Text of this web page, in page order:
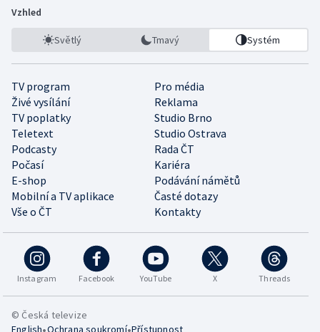
Vzhled
Světlý Tmavý Systém
TV program
Pro média
Živé vysílání
Reklama
TV poplatky
Studio Brno
Teletext
Studio Ostrava
Podcasty
Rada ČT
Počasí
Kariéra
E-shop
Podávání námětů
Mobilní a TV aplikace
Časté dotazy
Vše o ČT
Kontakty
Instagram Facebook YouTube X Threads
© Česká televize
English Ochrana soukromí Přístupnost